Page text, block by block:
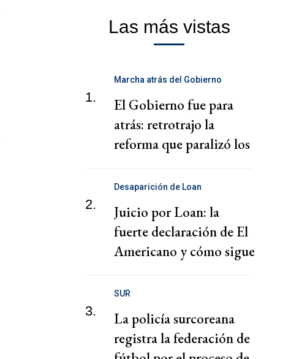
Las más vistas
1.
Marcha atrás del Gobierno
El Gobierno fue para
atrás: retrotrajo la
reforma que paralizó los
2.
Desaparición de Loan
Juicio por Loan: la
fuerte declaración de El
Americano y cómo sigue
3.
SUR
La policía surcoreana
registra la federación de